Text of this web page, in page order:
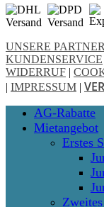
UNSERE
KUNDENSERVICE
WIDERRUF
IMPRESSUM
Close
Menu
AG-Rabatte
Mietangebot
Erstes